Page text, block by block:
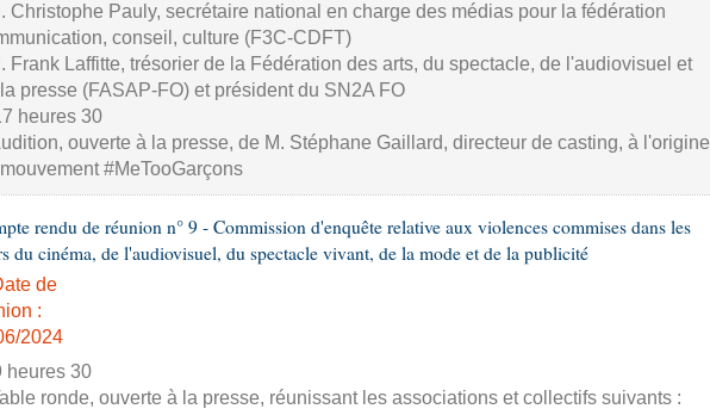
Christophe Pauly, secrétaire national en charge des médias pour la fédération
conseil, culture (F3C-CDFT)
Frank Laffitte, trésorier de la Fédération des arts, du spectacle, de l'audiovisuel et
presse (FASAP-FO) et président du SN2A FO
heures 30
ouverte à la presse, de M. Stéphane Gaillard, directeur de casting, à l'origine
#MeTooGarçons
rendu de réunion n° 9 - Commission d'enquête relative aux violences commises dans les
du cinéma, de l'audiovisuel, du spectacle vivant, de la mode et de la publicité
de
:
2024
heures 30
ronde, ouverte à la presse, réunissant les associations et collectifs suivants :